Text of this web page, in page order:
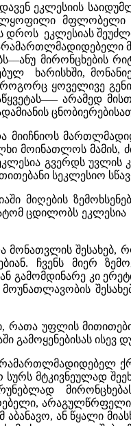
ეკლესიის
დროს ეკლესიას
მირონცხების
ხარისხში,
ყოველივე
არამედ
მიიჩნიოს
მოინათლოს მამის,
გვერდს
სეკლესიო
ცდილობს
მონათვლის
ჩვენს მიერ
კი
რათა უფლის
გამოყენებისას ისევ
მტკივნეულად
აბანავო, ან